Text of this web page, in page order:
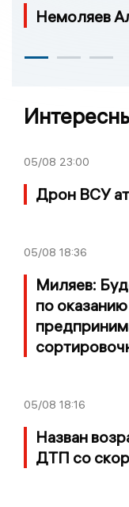
Немоляев
05/08 23:00
Дрон ВСУ
05/08 18:36
Миляев:
по
05/08 18:16
Назван
ДТП со